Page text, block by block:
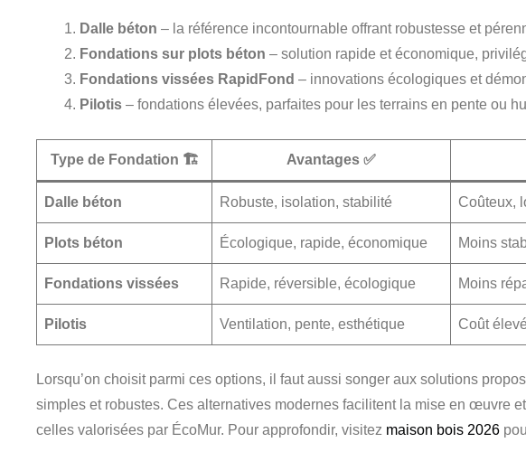
Dalle béton – la référence incontournable offrant robustesse et
Fondations sur plots béton – solution rapide et économique,
Fondations vissées RapidFond – innovations écologiques et
Pilotis – fondations élevées, parfaites pour les terrains en pente ou
Type de Fondation 🏗️ Avantages ✅
Dalle béton Robuste, isolation, stabilité Coûteux,
Plots béton Écologique, rapide, économique Moins
Fondations vissées Rapide, réversible, écologique Moins
Pilotis Ventilation, pente, esthétique Coût
Lorsqu’on choisit parmi ces options, il faut aussi songer aux solutions
simples et robustes. Ces alternatives modernes facilitent la mise en œuvre
celles valorisées par ÉcoMur. Pour approfondir, visitez maison bois 2026